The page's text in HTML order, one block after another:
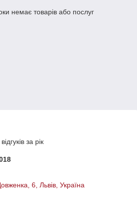
немає товарів або послуг
за рік
6, Львів, Україна